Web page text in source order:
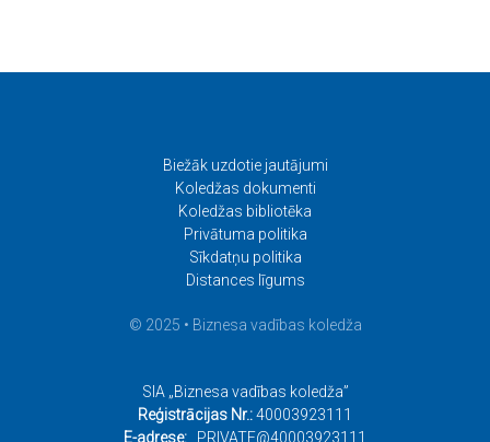
Biežāk uzdotie jautājumi
Koledžas dokumenti
Koledžas bibliotēka
Privātuma politika
Sīkdatņu politika
Distances līgums
© 2025 • Biznesa vadības koledža
SIA „Biznesa vadības koledža”
Reģistrācijas Nr.:40003923111
E-adrese: _PRIVATE@40003923111